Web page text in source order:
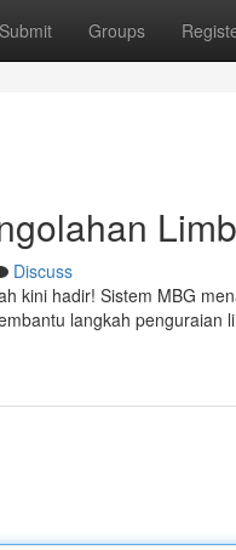
Submit Groups
Discuss
kini hadir! Sistem MBG
langkah penguraian